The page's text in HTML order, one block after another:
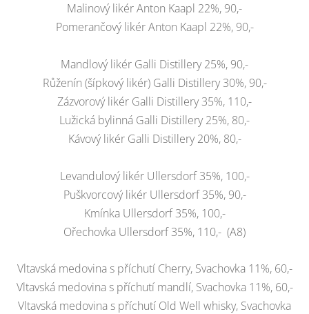
Malinový likér Anton Kaapl 22%, 90,-
Pomerančový likér Anton Kaapl 22%, 90,-
Mandlový likér Galli Distillery 25%, 90,-
Růženín (šípkový likér) Galli Distillery 30%, 90,-
Zázvorový likér Galli Distillery 35%, 110,-
Lužická bylinná Galli Distillery 25%, 80,-
Kávový likér Galli Distillery 20%, 80,-
Levandulový likér Ullersdorf 35%, 100,-
Puškvorcový likér Ullersdorf 35%, 90,-
Kmínka Ullersdorf 35%, 100,-
Ořechovka Ullersdorf 35%, 110,- (A8)
Vltavská medovina s příchutí Cherry, Svachovka 11%, 60,-
Vltavská medovina s příchutí mandlí, Svachovka 11%, 60,-
Vltavská medovina s příchutí Old Well whisky, Svachovka